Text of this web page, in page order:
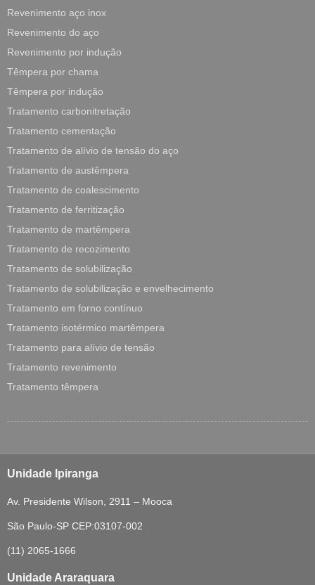
Revenimento aço inox
Revenimento do aço
Revenimento por indução
Têmpera por chama
Têmpera por indução
Tratamento carbonitretação
Tratamento cementação
Tratamento de alívio de tensão do aço
Tratamento de austêmpera
Tratamento de coalescimento
Tratamento de ferritização
Tratamento de martêmpera
Tratamento de recozimento
Tratamento de solubilização
Tratamento de solubilização e envelhecimento
Tratamento em forno contínuo
Tratamento isotérmico martêmpera
Tratamento para alívio de tensão
Tratamento revenimento
Tratamento têmpera
Unidade Ipiranga
Av. Presidente Wilson, 2911 – Mooca
São Paulo-SP CEP:03107-002
(11) 2065-1666
Unidade Araraquara